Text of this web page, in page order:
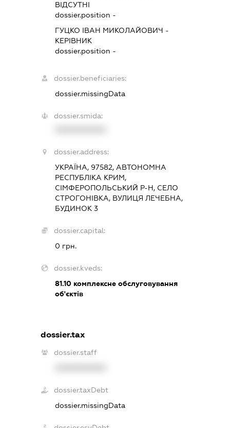
ВІДСУТНІ
dossier.position -
ГУЦКО ІВАН МИКОЛАЙОВИЧ -
КЕРІВНИК
dossier.position -
dossier.beneficiaries:
dossier.missingData
dossier.smida:
dossier.address:
УКРАЇНА, 97582, АВТОНОМНА
РЕСПУБЛІКА КРИМ,
СІМФЕРОПОЛЬСЬКИЙ Р-Н, СЕЛО
СТРОГОНІВКА, ВУЛИЦЯ ЛЕЧЕБНА,
БУДИНОК 3
dossier.capital:
0 грн.
dossier.kveds:
81.10комплексне обслуговування
об'єктів
dossier.tax
dossier.staff
dossier.taxDebt
dossier.missingData